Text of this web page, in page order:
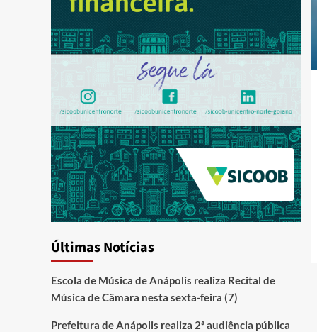
Últimas Notícias
Escola de Música de Anápolis realiza Recital de
Música de Câmara nesta sexta-feira (7)
Prefeitura de Anápolis realiza 2ª audiência pública